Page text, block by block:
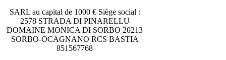
SARL au capital de 1000 € Siège social :
2578 STRADA DI PINARELLU
DOMAINE MONICA DI SORBO 20213
SORBO-OCAGNANO RCS BASTIA
851567768